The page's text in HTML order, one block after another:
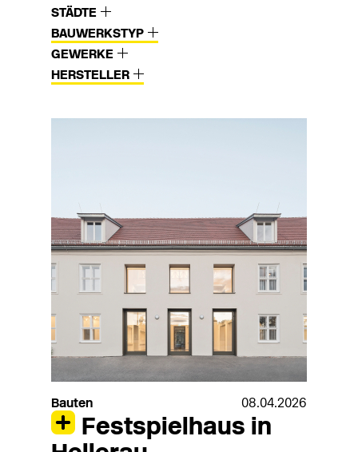
STÄDTE
BAUWERKSTYP
GEWERKE
HERSTELLER
Bauten 08.04.2026
Festspielhaus in